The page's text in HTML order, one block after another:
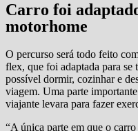
Carro foi
motorhome
O percurso será todo feito
flex, que foi adaptada para
possível dormir, cozinhar e
viagem. Uma parte
viajante levara para fazer
“A única parte em que o